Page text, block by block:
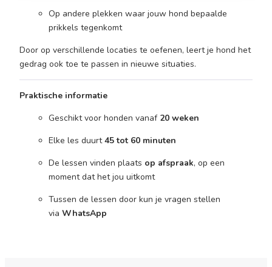
Op andere plekken waar jouw hond bepaalde
prikkels tegenkomt
Door op verschillende locaties te oefenen, leert je hond het
gedrag ook toe te passen in nieuwe situaties.
Praktische informatie
Geschikt voor honden vanaf 20 weken
Elke les duurt45 tot 60 minuten
De lessen vinden plaats op afspraak, op een
moment dat het jou uitkomt
Tussen de lessen door kun je vragen stellen
via WhatsApp